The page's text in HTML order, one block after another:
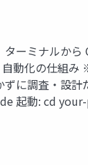
ーミナルか
動化の仕組
に調査・設
起動: cd